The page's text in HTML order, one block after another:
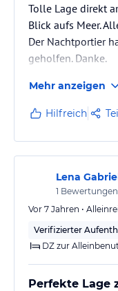
Tolle Lage direkt
Blick aufs Meer.
Der Nachtportier
geholfen. Danke.
Mehr anzeigen
Hilfreich
Lena
1 Bewertungen
Vor 7 Jahren •
Verifizierter
DZ zur
Perfekte Lage